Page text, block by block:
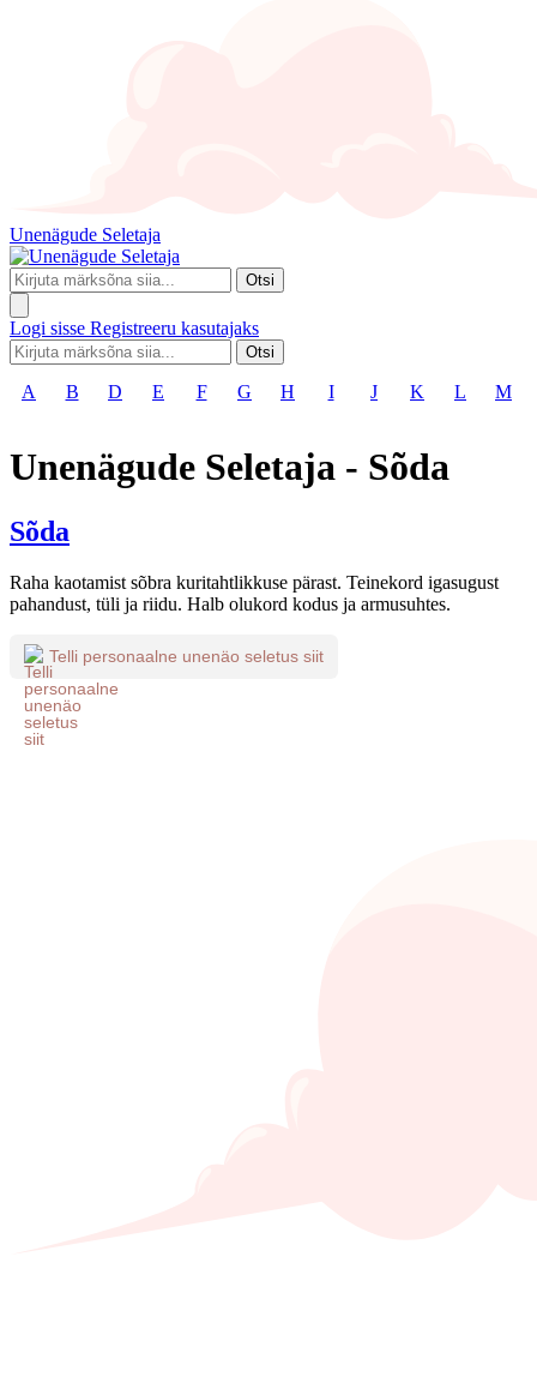
Unenägude Seletaja
Otsi
Logi sisse Registreeru kasutajaks
Otsi
A B D E F G H I J K L M
Unenägude Seletaja - Sõda
Sõda
Raha kaotamist sõbra kuritahtlikkuse pärast. Teinekord igasugust
pahandust, tüli ja riidu. Halb olukord kodus ja armusuhtes.
Telli personaalne unenäo seletus siit